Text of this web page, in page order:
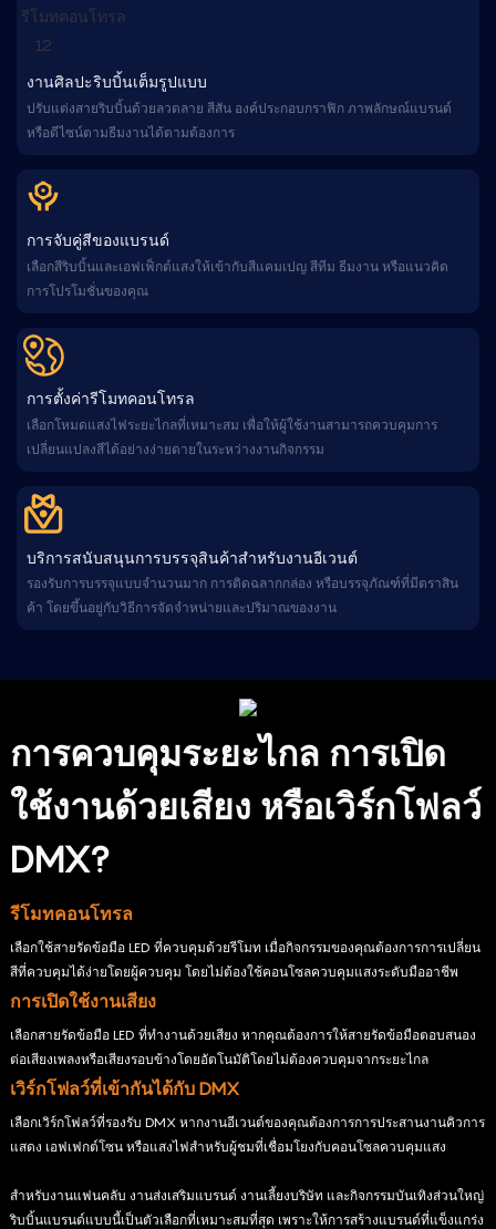
งานศิลปะริบบิ้นเต็มรูปแบบ
ปรับแต่งสายริบบิ้นด้วยลวดลาย สีสัน องค์ประกอบกราฟิก ภาพลักษณ์แบรนด์
หรือดีไซน์ตามธีมงานได้ตามต้องการ
การจับคู่สีของแบรนด์
เลือกสีริบบิ้นและเอฟเฟ็กต์แสงให้เข้ากับสีแคมเปญ สีทีม ธีมงาน หรือแนวคิด
การโปรโมชั่นของคุณ
การตั้งค่ารีโมทคอนโทรล
เลือกโหมดแสงไฟระยะไกลที่เหมาะสม เพื่อให้ผู้ใช้งานสามารถควบคุมการ
เปลี่ยนแปลงสีได้อย่างง่ายดายในระหว่างงานกิจกรรม
บริการสนับสนุนการบรรจุสินค้าสำหรับงานอีเวนต์
รองรับการบรรจุแบบจำนวนมาก การติดฉลากกล่อง หรือบรรจุภัณฑ์ที่มีตราสิน
ค้า โดยขึ้นอยู่กับวิธีการจัดจำหน่ายและปริมาณของงาน
การควบคุมระยะไกล การเปิด
ใช้งานด้วยเสียง หรือเวิร์กโฟลว์
DMX?
รีโมทคอนโทรล
เลือกใช้สายรัดข้อมือ LED ที่ควบคุมด้วยรีโมท เมื่อกิจกรรมของคุณต้องการการเปลี่ยน
สีที่ควบคุมได้ง่ายโดยผู้ควบคุม โดยไม่ต้องใช้คอนโซลควบคุมแสงระดับมืออาชีพ
การเปิดใช้งานเสียง
เลือกสายรัดข้อมือ LED ที่ทำงานด้วยเสียง หากคุณต้องการให้สายรัดข้อมือตอบสนอง
ต่อเสียงเพลงหรือเสียงรอบข้างโดยอัตโนมัติโดยไม่ต้องควบคุมจากระยะไกล
เวิร์กโฟลว์ที่เข้ากันได้กับ DMX
เลือกเวิร์กโฟลว์ที่รองรับ DMX หากงานอีเวนต์ของคุณต้องการการประสานงานคิวการ
แสดง เอฟเฟกต์โซน หรือแสงไฟสำหรับผู้ชมที่เชื่อมโยงกับคอนโซลควบคุมแสง
สำหรับงานแฟนคลับ งานส่งเสริมแบรนด์ งานเลี้ยงบริษัท และกิจกรรมบันเทิงส่วนใหญ่
ริบบิ้นแบรนด์แบบนี้เป็นตัวเลือกที่เหมาะสมที่สุด เพราะให้การสร้างแบรนด์ที่แข็งแกร่ง